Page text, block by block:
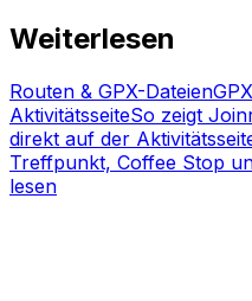
Weiterlesen
Routen & GPX-Dateien
AktivitätsseiteSo zeigt
direkt auf der
Treffpunkt, Coffee Stop
lesen